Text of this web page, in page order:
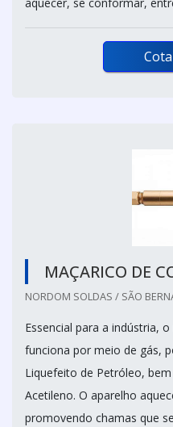
MAÇARICO DE
NORDOM SOLDAS / SÃO
Essencial para a indústria,
funciona por meio de gás,
Liquefeito de Petróleo,
Acetileno. O aparelho
promovendo chamas que